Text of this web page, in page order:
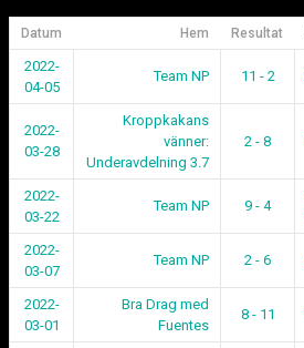
Datum Hem Resultat
2022-
04-05
Team NP 11 - 2
2022-
03-28
Kroppkakans
vänner:
Underavdelning 3.7
2 - 8
2022-
03-22
Team NP 9 - 4
2022-
03-07
Team NP 2 - 6
2022-
03-01
Bra Drag med
Fuentes
8 - 11